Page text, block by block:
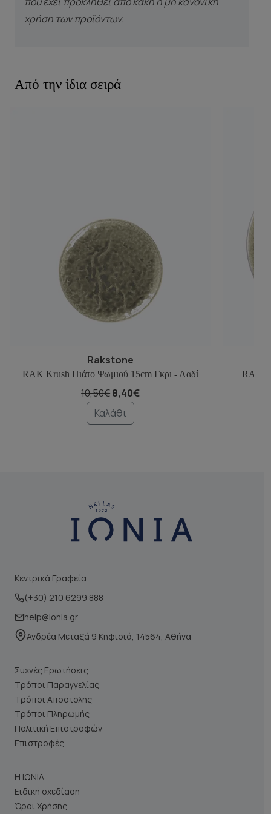
χρήση των προϊόντων.
Από την ίδια σειρά
Rakstone
RAK Krush Πιάτο Ψωμιού 15cm Γκρι - Λαδί
10,50€8,40€
Καλάθι
RAK
Κεντρικά Γραφεία
(+30) 210 6299 888
help@ionia.gr
Ανδρέα Μεταξά 9 Κηφισιά, 14564, Αθήνα
Συχνές Ερωτήσεις
Τρόποι Παραγγελίας
Τρόποι Αποστολής
Τρόποι Πληρωμής
Πολιτική Επιστροφών
Επιστροφές
Η ΙΩΝΙΑ
Ειδική σχεδίαση
Όροι Χρήσης